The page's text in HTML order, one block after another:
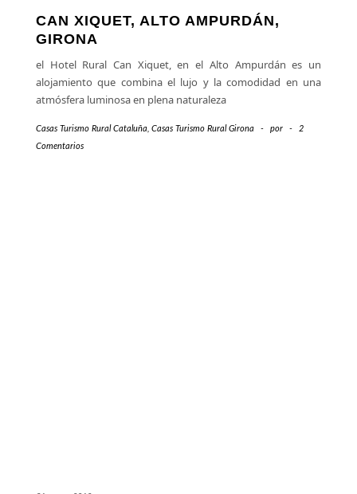
CAN XIQUET, ALTO AMPURDÁN,
GIRONA
el Hotel Rural Can Xiquet, en el Alto Ampurdán es un
alojamiento que combina el lujo y la comodidad en una
atmósfera luminosa en plena naturaleza
Casas Turismo Rural Cataluña Casas Turismo Rural Girona - por -
2
Comentarios